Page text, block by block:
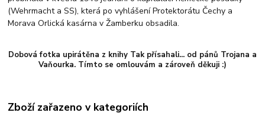
(Wehrmacht a SS), která po vyhlášení Protektorátu Čechy a
Morava Orlická kasárna v Žamberku obsadila.
Dobová fotka upirátěna z knihy Tak přísahali... od pánů Trojana a
Vaňourka. Tímto se omlouvám a zároveň děkuji :)
Zboží zařazeno v kategoriích